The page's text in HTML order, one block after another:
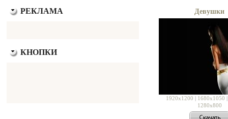
РЕКЛАМА
КНОПКИ
Девушки
1920x1200 | 1680x1050
1280x800